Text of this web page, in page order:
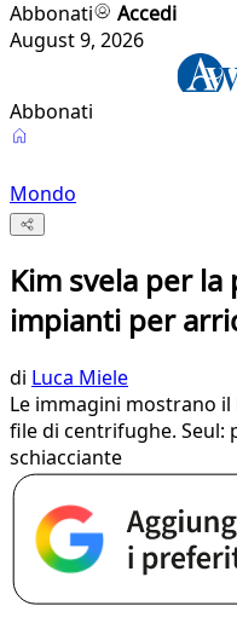
Abbonati
Accedi
August 9, 2026
Abbonati
Mondo
Kim svela per
impianti per
di Luca Miele
Le immagini mostrano
file di centrifughe.
schiacciante